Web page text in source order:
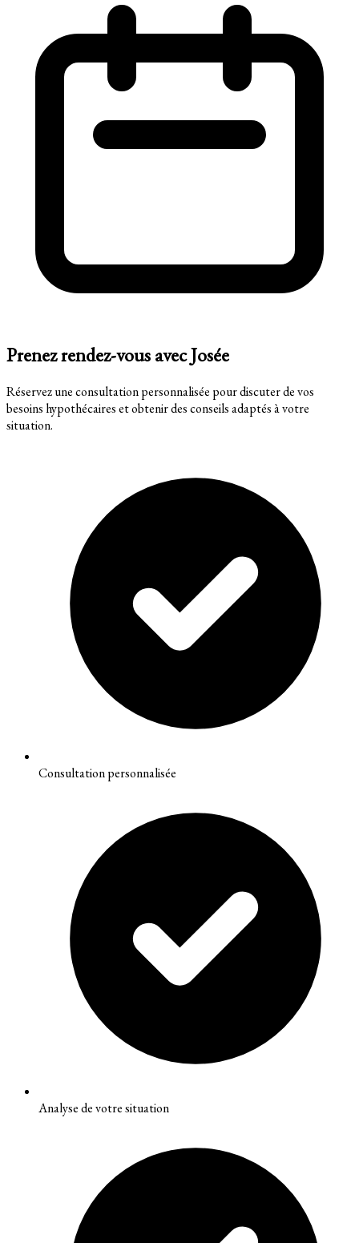
Prenez rendez-vous avec Josée
Réservez une consultation personnalisée pour discuter de vos
besoins hypothécaires et obtenir des conseils adaptés à votre
situation.
Consultation personnalisée
Analyse de votre situation